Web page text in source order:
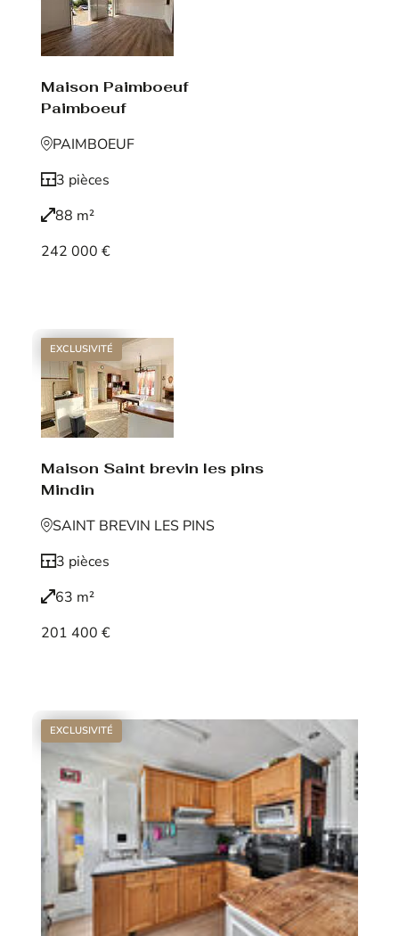
Maison Paimboeuf
Paimboeuf
PAIMBOEUF
3 pièces
88 m²
242 000 €
EXCLUSIVITÉ
Maison Saint brevin les pins
Mindin
SAINT BREVIN LES PINS
3 pièces
63 m²
201 400 €
EXCLUSIVITÉ